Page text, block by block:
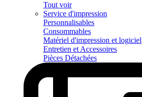
Tout voir
Service d'impression
Personnalisables
Consommables
Matériel d'impression et logiciel
Entretien et Accessoires
Pièces Détachées